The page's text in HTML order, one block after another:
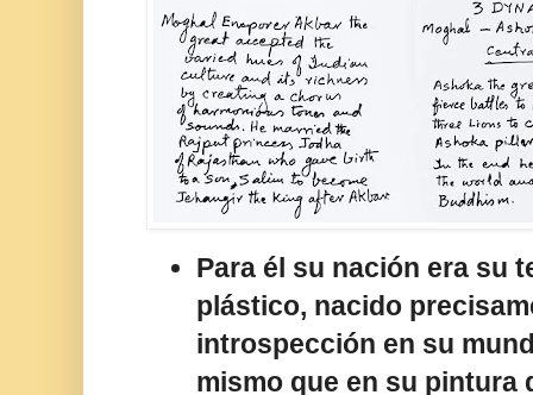
Para él su nación era su
plástico, nacido
introspección en su
mismo que en su pintura